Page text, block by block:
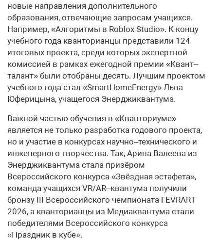
новые направления дополнительного
образования, отвечающие запросам учащихся.
Например, «Алгоритмы в Roblox Studio». К концу
учебного года кванторианцы представили 124
итоговых проекта, среди которых экспертной
комиссией в рамках ежегодной премии «Квант–
талант» были отобраны десять. Лучшим проектом
учебного года стал «SmartHomeEnergy» Льва
Юферицына, учащегося Энерджиквантума.
Важной частью обучения в «Кванториуме»
является не только разработка годового проекта,
но и участие в конкурсах научно–технического и
инженерного творчества. Так, Арина Валеева из
Энерджиквантума стала призёром
Всероссийского конкурса «Звёздная эстафета»,
команда учащихся VR/AR–квантума получили
бронзу III Всероссийского чемпионата FEVRART
2026, а кванторианцы из Медиаквантума стали
победителями Всероссийского конкурса
«Праздник в кубе».